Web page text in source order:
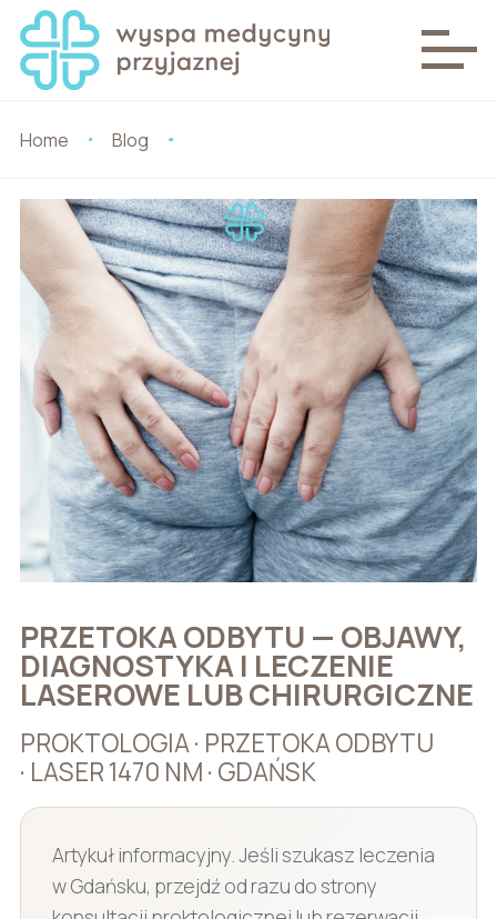
Home Blog
PRZETOKA ODBYTU — OBJAWY,
DIAGNOSTYKA I LECZENIE
LASEROWE LUB CHIRURGICZNE
PROKTOLOGIA · PRZETOKA ODBYTU
· LASER 1470 NM · GDAŃSK
Artykuł informacyjny. Jeśli szukasz leczenia
w Gdańsku, przejdź od razu do strony